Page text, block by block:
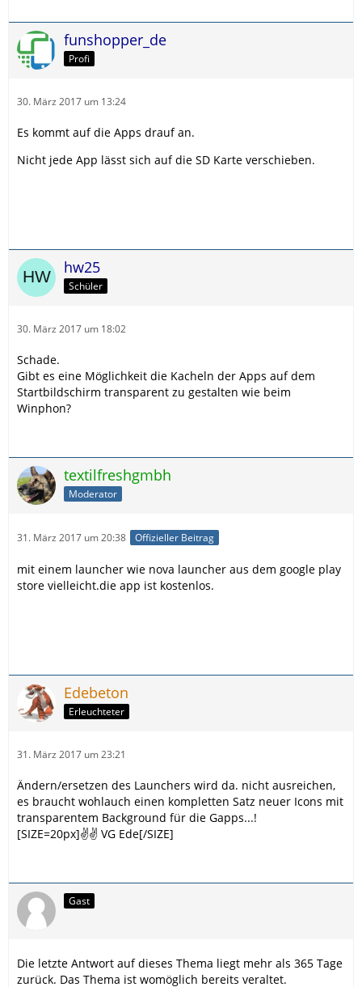
funshopper_de
Profi
30. März 2017 um 13:24
Es kommt auf die Apps drauf an.
Nicht jede App lässt sich auf die SD Karte verschieben.
hw25
Schüler
30. März 2017 um 18:02
Schade.
Gibt es eine Möglichkeit die Kacheln der Apps auf dem
Startbildschirm transparent zu gestalten wie beim
Winphon?
textilfreshgmbh
Moderator
31. März 2017 um 20:38 Offizieller Beitrag
mit einem launcher wie nova launcher aus dem google play
store vielleicht.die app ist kostenlos.
Edebeton
Erleuchteter
31. März 2017 um 23:21
Ändern/ersetzen des Launchers wird da. nicht ausreichen,
es braucht wohlauch einen kompletten Satz neuer Icons mit
transparentem Background für die Gapps...!
[SIZE=20px]✌️✌️ VG Ede[/SIZE]
Gast
Die letzte Antwort auf dieses Thema liegt mehr als 365 Tage
zurück. Das Thema ist womöglich bereits veraltet.